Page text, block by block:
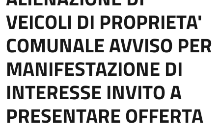
VEICOLI DI PROPRIETA'
COMUNALE AVVISO PER
MANIFESTAZIONE DI
INTERESSE INVITO A
PRESENTARE OFFERTA